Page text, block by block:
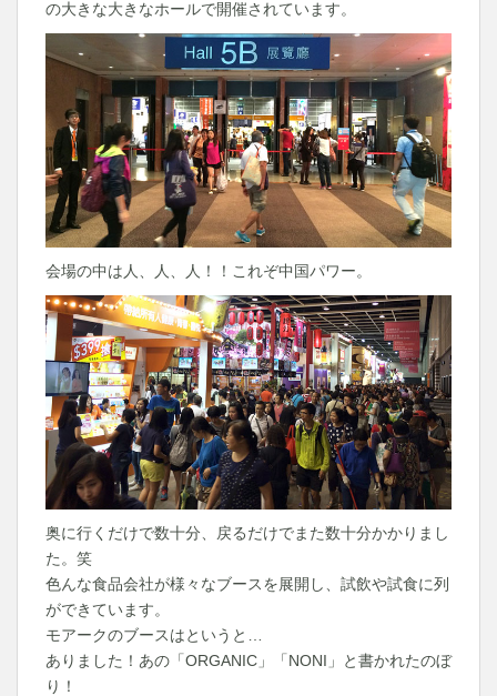
の大きな大きなホールで開催されています。
会場の中は人、人、人！！これぞ中国パワー。
奥に行くだけで数十分、戻るだけでまた数十分かかりまし
た。笑
色んな食品会社が様々なブースを展開し、試飲や試食に列
ができています。
モアークのブースはというと…
ありました！あの「ORGANIC」「NONI」と書かれたのぼ
り！